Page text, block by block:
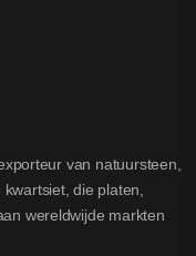
van natuursteen,
die platen,
wereldwijde markten